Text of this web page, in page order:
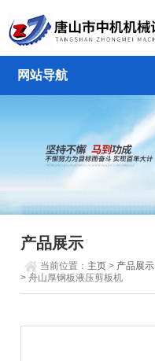
网站导航
产品展示
当前位置： 主页 > 产品展示
> 舟山厚钢板液压剪板机